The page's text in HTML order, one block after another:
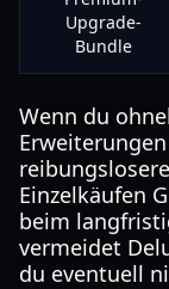
Upgrade-
Bundle
Wenn du
Einzelkäufen
beim
vermeidet
du eventuell